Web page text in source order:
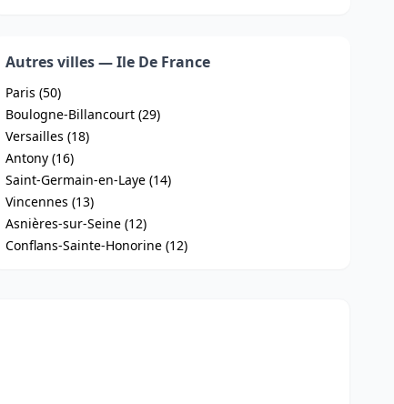
Autres villes — Ile De France
Paris (50)
Boulogne-Billancourt (29)
Versailles (18)
Antony (16)
Saint-Germain-en-Laye (14)
Vincennes (13)
Asnières-sur-Seine (12)
Conflans-Sainte-Honorine (12)